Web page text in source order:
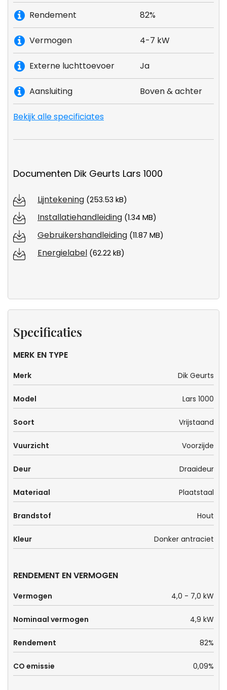
Rendement 82%
Vermogen 4-7 kW
Externe luchttoevoer Ja
Aansluiting Boven & achter
Bekijk alle specificiates
Documenten Dik Geurts Lars 1000
Lijntekening (253.53 kB)
Installatiehandleiding (1.34 MB)
Gebruikershandleiding (11.87 MB)
Energielabel (62.22 kB)
Specificaties
MERK EN TYPE
Merk Dik Geurts
Model Lars 1000
Soort Vrijstaand
Vuurzicht Voorzijde
Deur Draaideur
Materiaal Plaatstaal
Brandstof Hout
Kleur Donker antraciet
RENDEMENT EN VERMOGEN
Vermogen 4,0 - 7,0 kW
Nominaal vermogen 4,9 kW
Rendement 82%
CO emissie 0,09%